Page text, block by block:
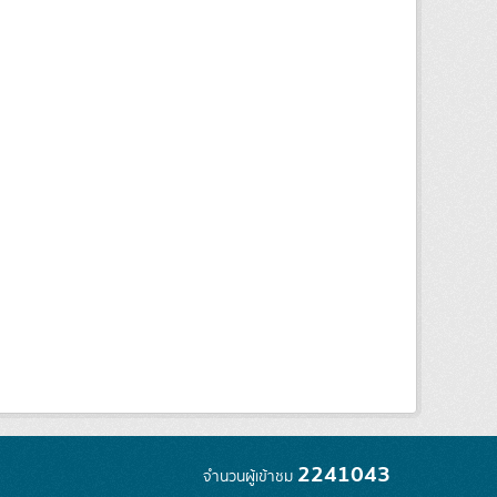
จำนวนผู้เข้าชม 2241043